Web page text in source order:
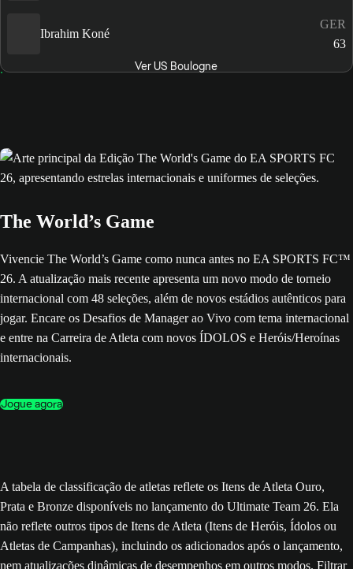
Ibrahim Koné
GER
63
Ver US Boulogne
The World’s Game
Vivencie The World’s Game como nunca antes no EA SPORTS FC™
26. A atualização mais recente apresenta um novo modo de torneio
internacional com 48 seleções, além de novos estádios autênticos para
jogar. Encare os Desafios de Manager ao Vivo com tema internacional
e entre na Carreira de Atleta com novos ÍDOLOS e Heróis/Heroínas
internacionais.
Jogue agora
A tabela de classificação de atletas reflete os Itens de Atleta Ouro,
Prata e Bronze disponíveis no lançamento do Ultimate Team 26. Ela
não reflete outros tipos de Itens de Atleta (Itens de Heróis, Ídolos ou
Atletas de Campanhas), incluindo os adicionados após o lançamento,
nem atualizações dinâmicas de desempenhos em outros modos. Filtrar